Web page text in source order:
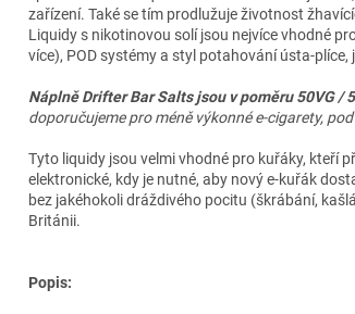
zařízení. Také se tím prodlužuje životnost
Liquidy s nikotinovou solí jsou nejvíce vhodné
více), POD systémy a styl potahování ústa-
Náplně Drifter Bar Salts jsou v poměru 50VG /
doporučujeme pro méně výkonné e-cigarety,
Tyto liquidy jsou velmi vhodné pro kuřáky, kteří
elektronické, kdy je nutné, aby nový e-kuřák
bez jakéhokoli dráždivého pocitu (škrábání,
Británii.
Popis: